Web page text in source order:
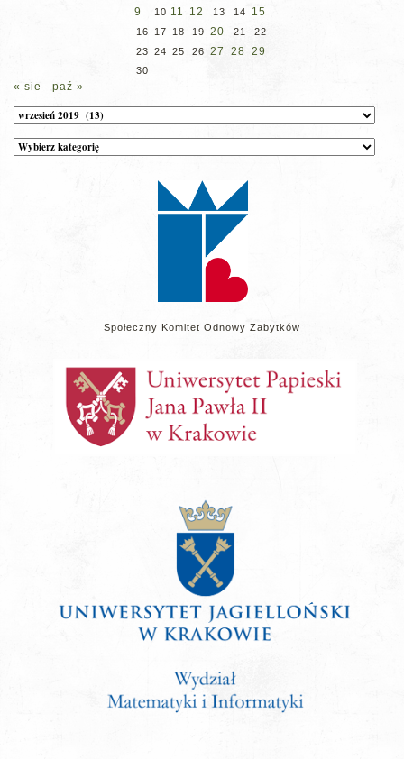
9 10 11 12 13 14 15
16 17 18 19 20 21
22
23 24 25 26 27 28 29
30
« sie paź »
Archiwum
Kategorie
wpisów
Społeczny Komitet Odnowy Zabytków